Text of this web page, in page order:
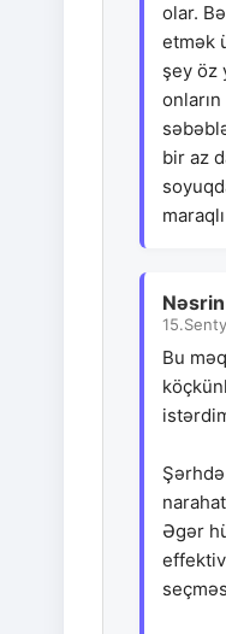
olar.
etmək
şey öz
bir az
Bu
Əgər